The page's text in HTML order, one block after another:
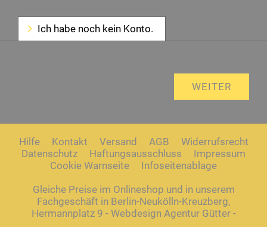
Ich habe noch kein Konto.
Hilfe Kontakt Versand AGB
Widerrufsrecht
Datenschutz
Haftungsausschluss
Impressum
Cookie Warnseite
Infoseitenablage
Gleiche Preise im Onlineshop und in unserem
Fachgeschäft in Berlin-Neukölln-Kreuzberg,
Hermannplatz 9 - Webdesign Agentur Gütter -